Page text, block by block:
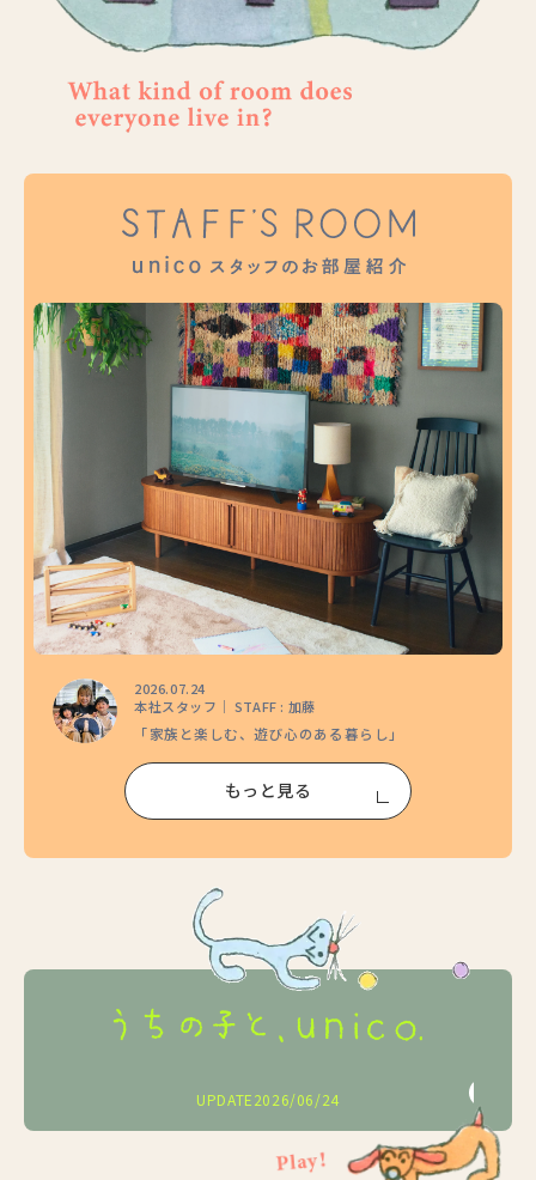
2026.07.24
本社スタッフ｜ STAFF : 加藤
「家族と楽しむ、遊び心のある暮らし」
もっと見る
2026/05/25